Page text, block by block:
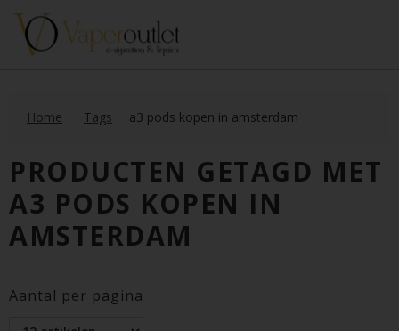
Home Tags a3 pods kopen in amsterdam
PRODUCTEN GETAGD MET
A3 PODS KOPEN IN
AMSTERDAM
Aantal per pagina